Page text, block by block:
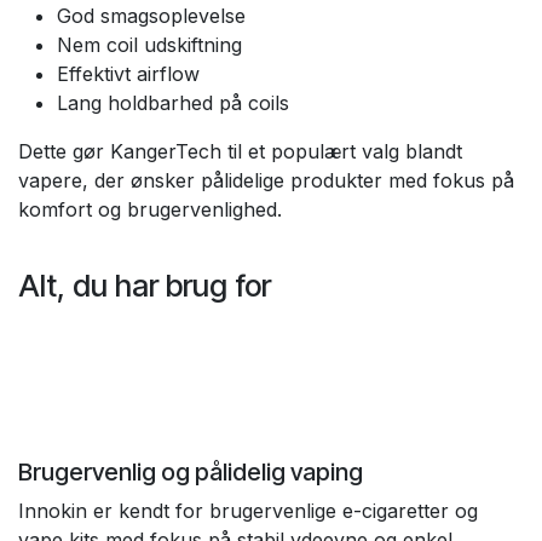
God smagsoplevelse
Nem coil udskiftning
Effektivt airflow
Lang holdbarhed på coils
Dette gør KangerTech til et populært valg blandt
vapere, der ønsker pålidelige produkter med fokus på
komfort og brugervenlighed.
Alt, du har brug for
Brugervenlig og pålidelig vaping
Innokin er kendt for brugervenlige e-cigaretter og